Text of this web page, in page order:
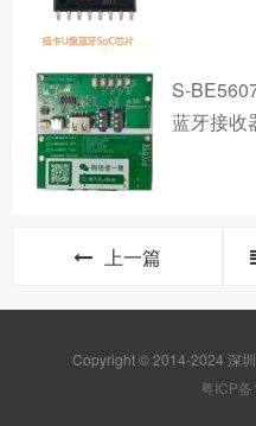
S-
蓝牙接收
上一篇
Copyright © 2014-2024 深
粤ICP